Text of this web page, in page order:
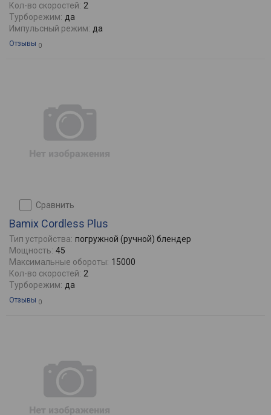
Кол-во скоростей: 2
Турборежим: да
Импульсный режим: да
Отзывы 0
сравнить
Bamix Cordless Plus
Тип устройства: погружной (ручной) блендер
Мощность: 45
Максимальные обороты: 15000
Кол-во скоростей: 2
Турборежим: да
Отзывы 0